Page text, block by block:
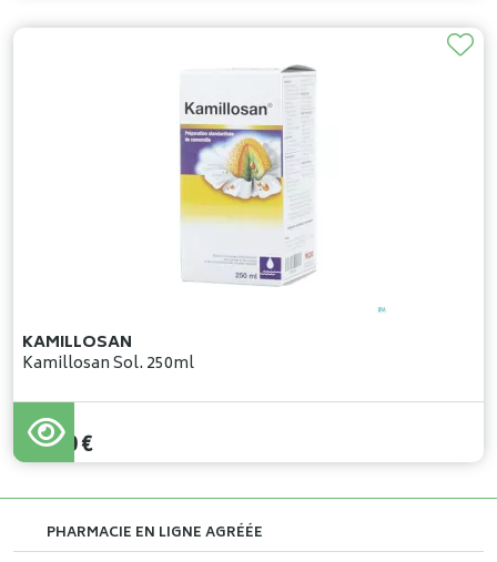
KAMILLOSAN
Kamillosan Sol. 250ml
20,70€
PHARMACIE EN LIGNE AGRÉÉE